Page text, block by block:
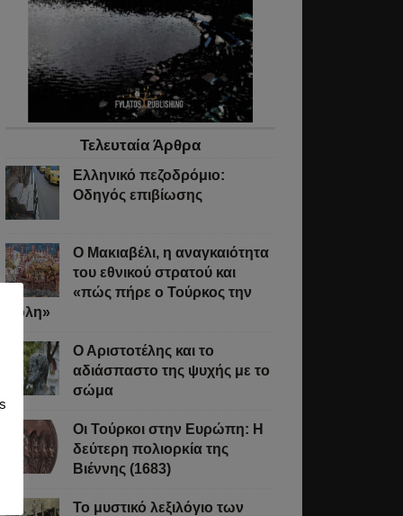
Τελευταία Άρθρα
Ελληνικό πεζοδρόμιο:
Οδηγός επιβίωσης
Ο Μακιαβέλι, η αναγκαιότητα
του εθνικού στρατού και
«πώς πήρε ο Τούρκος την
Πόλη»
Ο Αριστοτέλης και το
αδιάσπαστο της ψυχής με το
σώμα
Οι Τούρκοι στην Ευρώπη: Η
δεύτερη πολιορκία της
Βιέννης (1683)
Το μυστικό λεξιλόγιο των